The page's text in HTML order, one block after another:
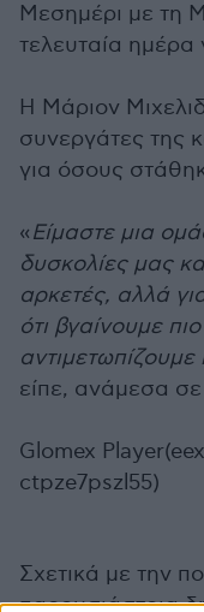
Μεσημέρι με τη
τελευταία ημέρα
Η Μάριον
συνεργάτες της
για όσους
«Είμαστε μια
δυσκολίες μας
αρκετές, αλλά
ότι βγαίνουμε
είπε, ανάμεσα
Glomex
ctpze7pszl55)
Σχετικά με την
παρουσιάστρια